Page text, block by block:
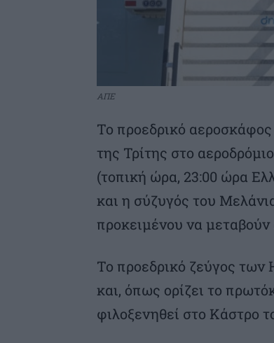
ΑΠΕ
Το προεδρικό
της Τρίτης στο
(τοπική ώρα, 23:00 ώρα
και η σύζυγός του
προκειμένου να
Το προεδρικό ζεύγος των
και, όπως ορίζει το
φιλοξενηθεί στο Κάστρο